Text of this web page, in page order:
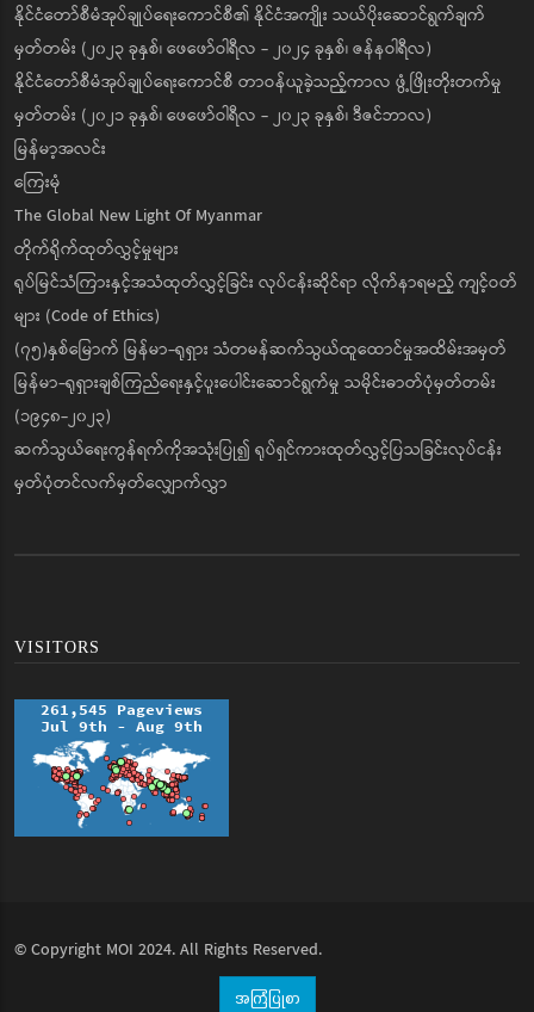
နိုင်ငံတော်စီမံအုပ်ချုပ်ရေးကောင်စီ၏ နိုင်ငံအကျိုး သယ်ပိုးဆောင်ရွက်ချက်
မှတ်တမ်း (၂၀၂၃ ခုနှစ်၊ ဖေဖော်ဝါရီလ - ၂၀၂၄ ခုနှစ်၊ ဇန်နဝါရီလ)
နိုင်ငံတော်စီမံအုပ်ချုပ်ရေးကောင်စီ တာဝန်ယူခဲ့သည့်ကာလ ဖွံ့ဖြိုးတိုးတက်မှု
မှတ်တမ်း (၂၀၂၁ ခုနှစ်၊ ဖေဖော်ဝါရီလ - ၂၀၂၃ ခုနှစ်၊ ဒီဇင်ဘာလ)
မြန်မာ့အလင်း
ကြေးမုံ
The Global New Light Of Myanmar
တိုက်ရိုက်ထုတ်လွှင့်မှုများ
ရုပ်မြင်သံကြားနှင့်အသံထုတ်လွှင့်ခြင်း လုပ်ငန်းဆိုင်ရာ လိုက်နာရမည့် ကျင့်ဝတ်
များ (Code of Ethics)
(၇၅)နှစ်မြောက် မြန်မာ-ရုရှား သံတမန်ဆက်သွယ်ထူထောင်မှုအထိမ်းအမှတ်
မြန်မာ-ရုရှားချစ်ကြည်ရေးနှင့်ပူးပေါင်းဆောင်ရွက်မှု သမိုင်းဓာတ်ပုံမှတ်တမ်း
(၁၉၄၈-၂၀၂၃)
ဆက်သွယ်ရေးကွန်ရက်ကိုအသုံးပြု၍ ရုပ်ရှင်ကားထုတ်လွှင့်ပြသခြင်းလုပ်ငန်း
မှတ်ပုံတင်လက်မှတ်လျှောက်လွှာ
VISITORS
© Copyright MOI 2024. All Rights Reserved.
အကြံပြုစာ